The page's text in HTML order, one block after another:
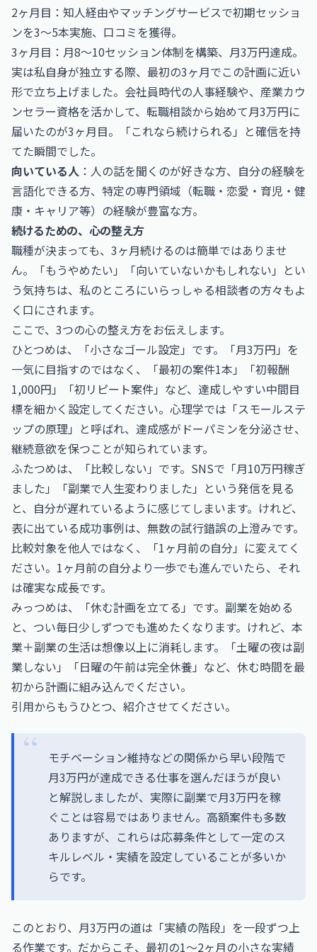
2ヶ月目：知人経由やマッチングサービスで初期セッショ
ンを3〜5本実施、口コミを獲得。
3ヶ月目：月8〜10セッション体制を構築、月3万円達成。
実は私自身が独立する際、最初の3ヶ月でこの計画に近い
形で立ち上げました。会社員時代の人事経験や、産業カウ
ンセラー資格を活かして、転職相談から始めて月3万円に
届いたのが3ヶ月目。「これなら続けられる」と確信を持
てた瞬間でした。
向いている人 ：人の話を聞くのが好きな方、自分の経験を
言語化できる方、特定の専門領域（転職・恋愛・育児・健
康・キャリア等）の経験が豊富な方。
続けるための、心の整え方
職種が決まっても、3ヶ月続けるのは簡単ではありませ
ん。「もうやめたい」「向いていないかもしれない」とい
う気持ちは、私のところにいらっしゃる相談者の方々もよ
く口にされます。
ここで、3つの心の整え方をお伝えします。
ひとつめは、「小さなゴール設定」です。「月3万円」を
一気に目指すのではなく、「最初の案件1本」「初報酬
1,000円」「初リピート案件」など、達成しやすい中間目
標を細かく設定してください。心理学では「スモールステ
ップの原理」と呼ばれ、達成感がドーパミンを分泌させ、
継続意欲を保つことが知られています。
ふたつめは、「比較しない」です。SNSで「月10万円稼ぎ
ました」「副業で人生変わりました」という発信を見る
と、自分が遅れているように感じてしまいます。けれど、
表に出ている成功事例は、無数の試行錯誤の上澄みです。
比較対象を他人ではなく、「1ヶ月前の自分」に変えてく
ださい。1ヶ月前の自分より一歩でも進んでいたら、それ
は確実な成長です。
みっつめは、「休む計画を立てる」です。副業を始める
と、つい毎日少しずつでも進めたくなります。けれど、本
業＋副業の生活は想像以上に消耗します。「土曜の夜は副
業しない」「日曜の午前は完全休養」など、休む時間を最
初から計画に組み込んでください。
引用からもうひとつ、紹介させてください。
モチベーション維持などの関係から早い段階で
月3万円が達成できる仕事を選んだほうが良い
と解説しましたが、実際に副業で月3万円を稼
ぐことは容易ではありません。高額案件も多数
ありますが、これらは応募条件として一定のス
キルレベル・実績を設定していることが多いか
らです。
このとおり、月3万円の道は「実績の階段」を一段ずつ上
る作業です。だからこそ、最初の1〜2ヶ月の小さな実績